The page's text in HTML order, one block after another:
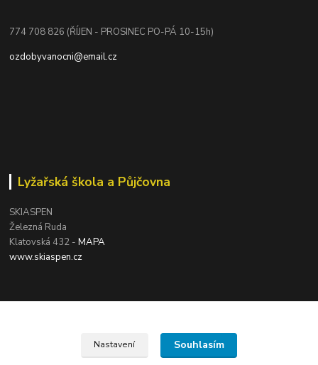
774 708 826 (ŘÍJEN - PROSINEC PO-PÁ 10-15h)
ozdobyvanocni@email.cz
Lyžařská škola a Půjčovna
SKIASPEN
Železná Ruda
Klatovská 432 -MAPA
www.skiaspen.cz
Nastavení Souhlasím